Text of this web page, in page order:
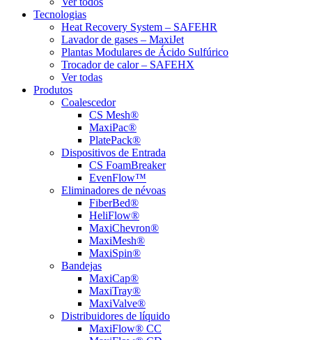
Tecnologias
Heat Recovery System – SAFEHR
Lavador de gases – MaxiJet
Plantas Modulares de Ácido Sulfúrico
Trocador de calor – SAFEHX
Ver todas
Produtos
Coalescedor
CS Mesh®
MaxiPac®
PlatePack®
Dispositivos de Entrada
CS FoamBreaker
EvenFlow™
Eliminadores de névoas
FiberBed®
HeliFlow®
MaxiChevron®
MaxiMesh®
MaxiSpin®
Bandejas
MaxiCap®
MaxiTray®
MaxiValve®
Distribuidores de líquido
MaxiFlow® CC